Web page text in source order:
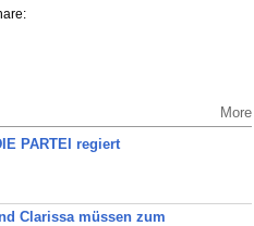
More
PARTEI regiert
Clarissa müssen zum